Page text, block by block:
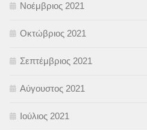
Νοέμβριος 2021
Οκτώβριος 2021
Σεπτέμβριος 2021
Αύγουστος 2021
Ιούλιος 2021